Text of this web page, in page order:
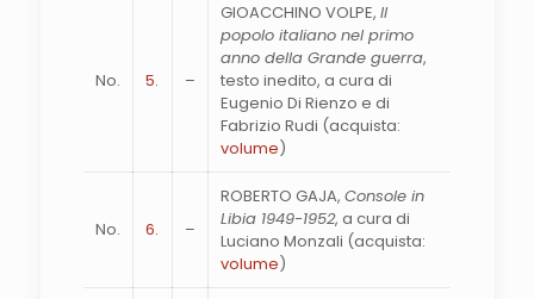
No. 5. –
GIOACCHINO VOLPE, Il
popolo italiano nel primo
anno della Grande guerra,
testo inedito, a cura di
Eugenio Di Rienzo e di
Fabrizio Rudi (acquista:
volume)
No. 6. –
ROBERTO GAJA, Console in
Libia 1949-1952, a cura di
Luciano Monzali (acquista:
volume)